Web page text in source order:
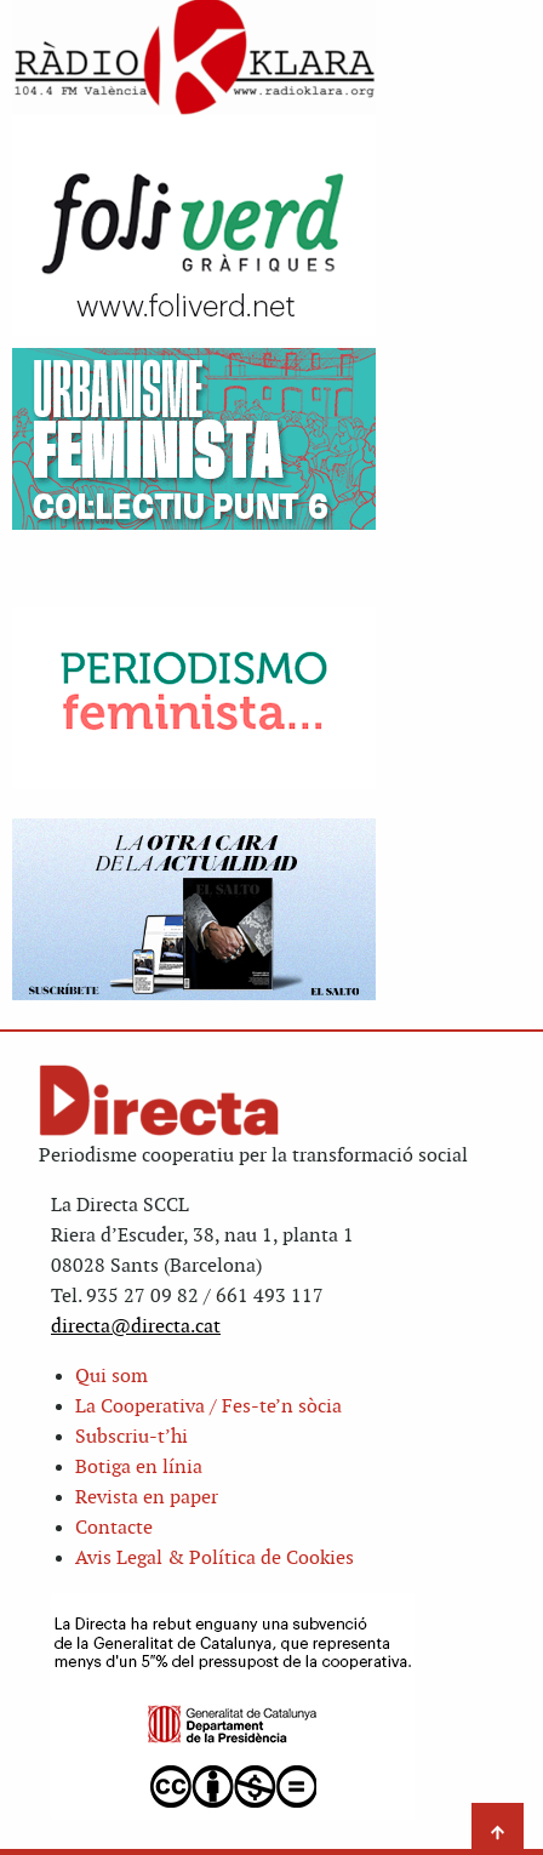
Periodisme cooperatiu per la transformació social
La Directa SCCL
Riera d’Escuder, 38, nau 1, planta 1
08028 Sants (Barcelona)
Tel. 935 27 09 82 / 661 493 117
directa@directa.cat
Qui som
La Cooperativa / Fes-te’n sòcia
Subscriu-t’hi
Botiga en línia
Revista en paper
Contacte
Avis Legal & Política de Cookies